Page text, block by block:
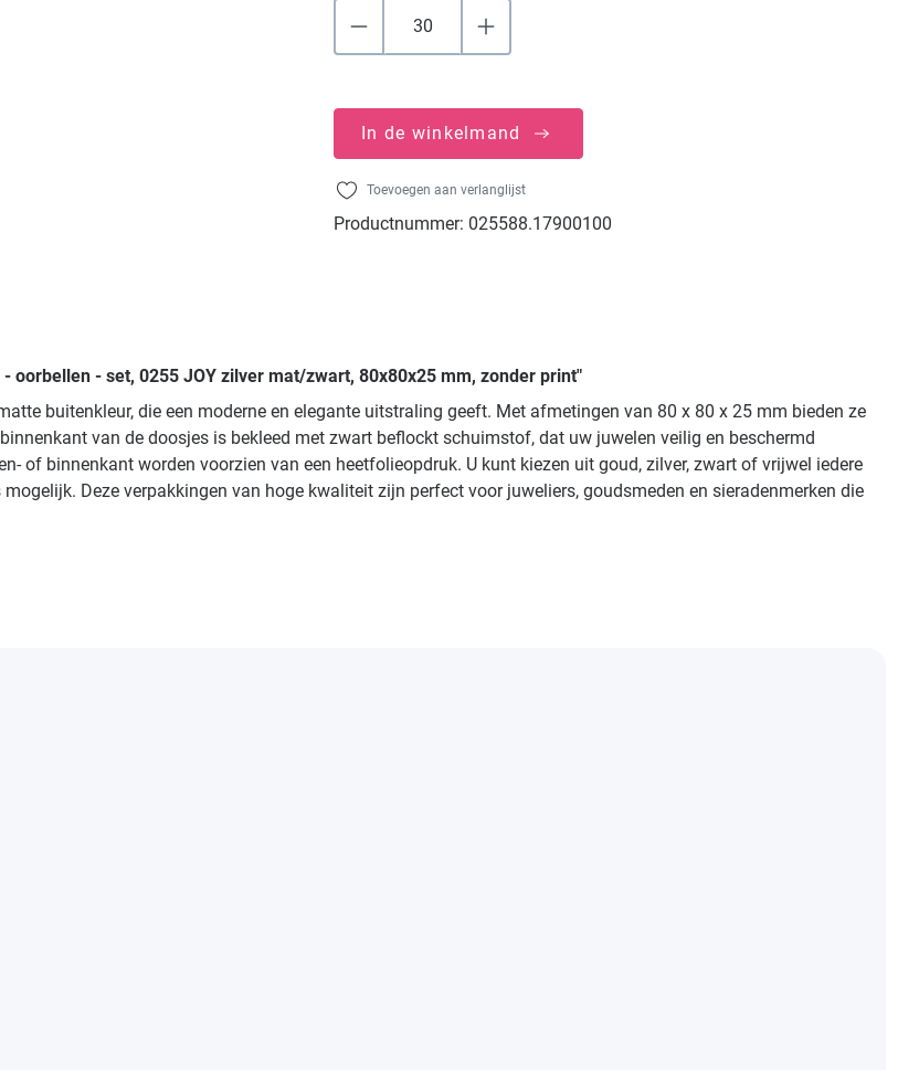
In de winkelmand
Toevoegen aan verlanglijst
Productnummer: 025588.17900100
- set, 0255 JOY zilver mat/zwart, 80x80x25 mm, zonder print"
buitenkleur, die een moderne en elegante uitstraling geeft. Met afmetingen van 80 x 80 x 25 mm bieden ze
van de doosjes is bekleed met zwart beflockt schuimstof, dat uw juwelen veilig en beschermd
of binnenkant worden voorzien van een heetfolieopdruk. U kunt kiezen uit goud, zilver, zwart of vrijwel iedere
Deze verpakkingen van hoge kwaliteit zijn perfect voor juweliers, goudsmeden en sieradenmerken die